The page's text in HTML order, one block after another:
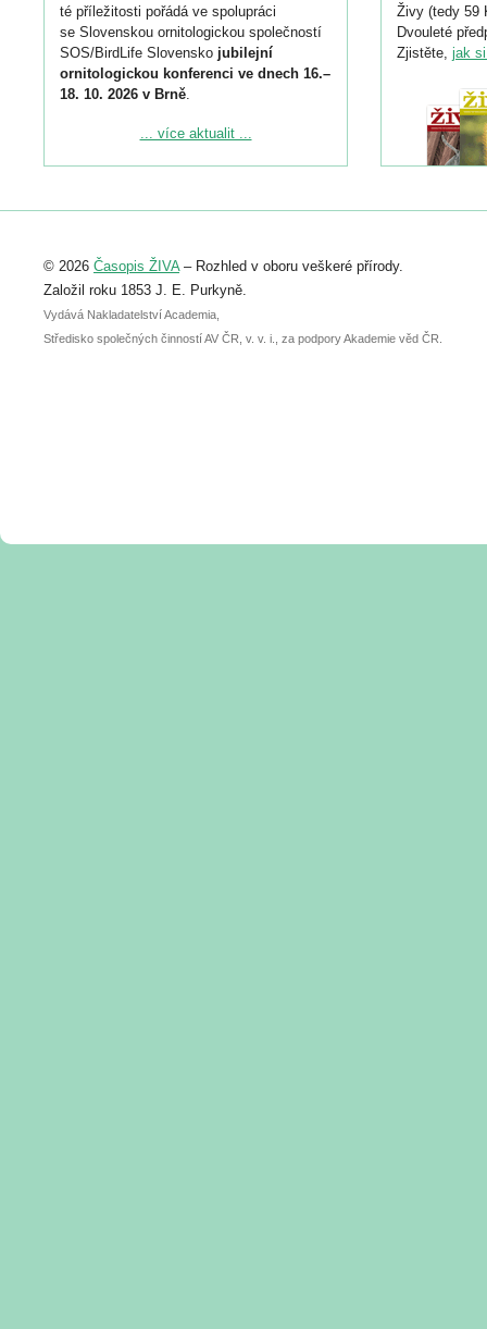
té příležitosti pořádá ve spolupráci
se Slovenskou ornitologickou společností
SOS/BirdLife Slovensko jubilejní
ornitologickou konferenci ve dnech 16.–
18. 10. 2026 v Brně.
Podrobnější informace ke konferenci
Registrovat se můžete do 6. září.
abstraktu přihlášené přednášky nebo
posteru je už 30. června.
... více aktualit ...
Živy (tedy 59
Dvouleté
Zjistěte, jak
© 2026 Časopis ŽIVA– Rozhled v oboru veškeré přírody.
Založil roku 1853 J. E. Purkyně.
Vydává Nakladatelství Academia,
Středisko společných činností AV ČR, v. v. i., za podpory Akademie věd ČR.